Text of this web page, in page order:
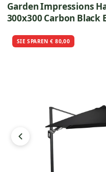
Garden Impressions
300x300 Carbon Black
SIE SPAREN € 80,00